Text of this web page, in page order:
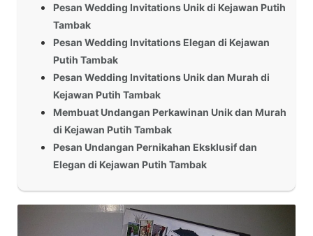
Pesan Wedding Invitations Unik di Kejawan Putih
Tambak
Pesan Wedding Invitations Elegan di Kejawan
Putih Tambak
Pesan Wedding Invitations Unik dan Murah di
Kejawan Putih Tambak
Membuat Undangan Perkawinan Unik dan Murah
di Kejawan Putih Tambak
Pesan Undangan Pernikahan Eksklusif dan
Elegan di Kejawan Putih Tambak